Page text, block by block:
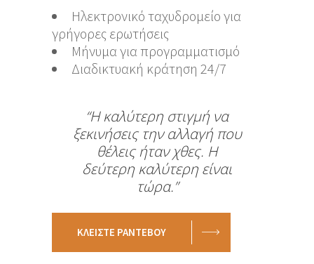
Ηλεκτρονικό ταχυδρομείο για
γρήγορες ερωτήσεις
Μήνυμα για προγραμματισμό
Διαδικτυακή κράτηση 24/7
“Η καλύτερη στιγμή να
ξεκινήσεις την αλλαγή που
θέλεις ήταν χθες. Η
δεύτερη καλύτερη είναι
τώρα.”
ΚΛΕΙΣΤΕ ΡΑΝΤΕΒΟΥ